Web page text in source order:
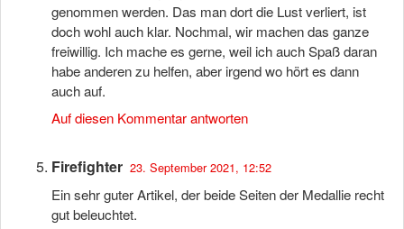
genommen werden. Das man dort die Lust verliert, ist
doch wohl auch klar. Nochmal, wir machen das ganze
freiwillig. Ich mache es gerne, weil ich auch Spaß daran
habe anderen zu helfen, aber irgend wo hört es dann
auch auf.
Auf diesen Kommentar antworten
Firefighter 23. September 2021, 12:52
Ein sehr guter Artikel, der beide Seiten der Medallie recht
gut beleuchtet.